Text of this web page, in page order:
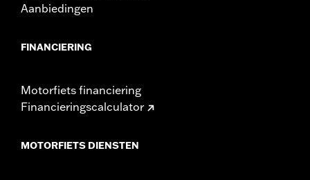
Aanbiedingen
FINANCIERING
Motorfiets financiering
Financieringscalculator
MOTORFIETS DIENSTEN